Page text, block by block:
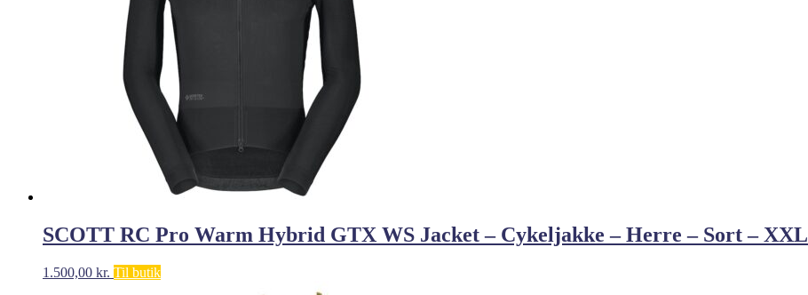
SCOTT RC Pro Warm Hybrid GTX WS Jacket – Cykeljakke – Herre – Sort – XXL
1.500,00 kr. Til butik